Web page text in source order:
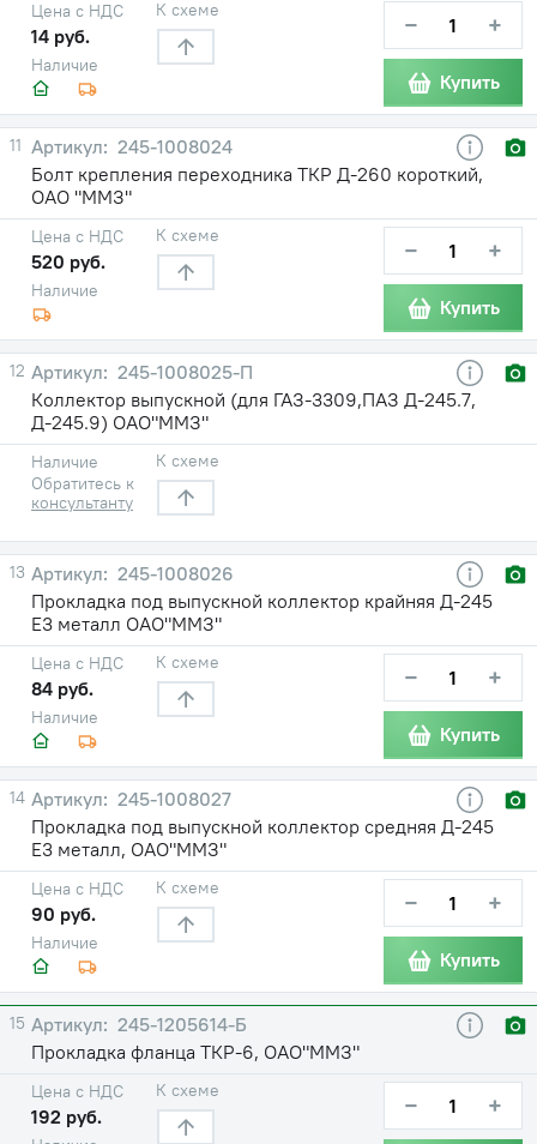
Наличие
Цена с НДС
14 руб.
К схеме − +
Купить
11
245-1008024
Болт крепления переходника ТКР Д-260 короткий,
ОАО "ММЗ"
Наличие
Цена с НДС
520 руб.
К схеме − +
Купить
12
245-1008025-П
Коллектор выпускной (для ГАЗ-3309,ПАЗ Д-245.7,
Д-245.9) ОАО"ММЗ"
Наличие
Обратитесь к
консультанту
К схеме
13
245-1008026
Прокладка под выпускной коллектор крайняя Д-245
Е3 металл ОАО"ММЗ"
Наличие
Цена с НДС
84 руб.
К схеме − +
Купить
14
245-1008027
Прокладка под выпускной коллектор средняя Д-245
Е3 металл, ОАО"ММЗ"
Наличие
Цена с НДС
90 руб.
К схеме − +
Купить
15
245-1205614-Б
Прокладка фланца ТКР-6, ОАО"ММЗ"
Цена с НДС
192 руб.
К схеме − +